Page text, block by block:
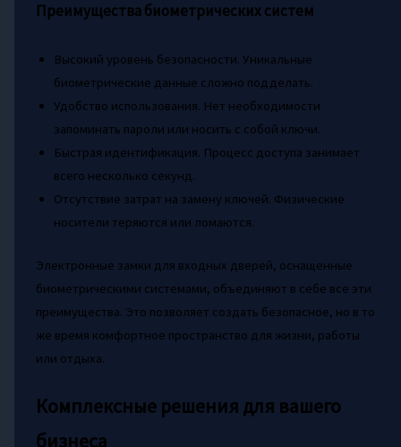
Преимущества биометрических систем
Высокий уровень безопасности. Уникальные
биометрические данные сложно подделать.
Удобство использования. Нет необходимости
запоминать пароли или носить с собой ключи.
Быстрая идентификация. Процесс доступа занимает
всего несколько секунд.
Отсутствие затрат на замену ключей. Физические
носители теряются или ломаются.
Электронные замки для входных дверей, оснащенные
биометрическими системами, объединяют в себе все эти
преимущества. Это позволяет создать безопасное, но в то
же время комфортное пространство для жизни, работы
или отдыха.
Комплексные решения для вашего
бизнеса